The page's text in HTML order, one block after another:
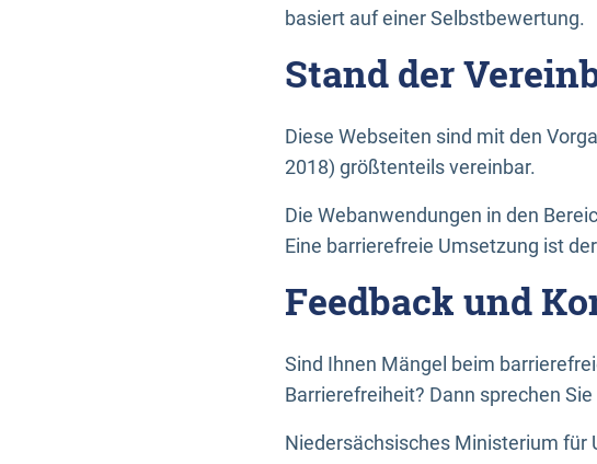
basiert auf einer Selbstbewertung.
Stand der
Diese Webseiten sind mit den
2018) größtenteils vereinbar.
Die Webanwendungen in den
Eine barrierefreie Umsetzung ist
Feedback und
Sind Ihnen Mängel beim
Barrierefreiheit? Dann sprechen
Niedersächsisches Ministerium für